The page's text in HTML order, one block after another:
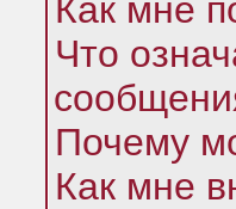
Как мне
Что
Почему
Как мне